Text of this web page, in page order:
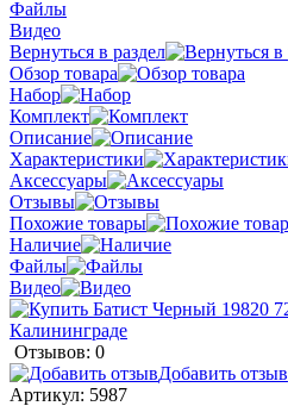
Файлы
Видео
Вернуться в раздел
Обзор товара
Набор
Комплект
Описание
Характеристики
Аксессуары
Отзывы
Похожие товары
Наличие
Файлы
Видео
Отзывов: 0
Добавить отзыв
Артикул: 5987